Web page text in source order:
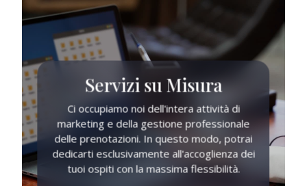
Servizi su Misura
Ci occupiamo noi dell'intera attività di
marketing e della gestione professionale
delle prenotazioni. In questo modo, potrai
dedicarti esclusivamente all'accoglienza dei
tuoi ospiti con la massima flessibilità.